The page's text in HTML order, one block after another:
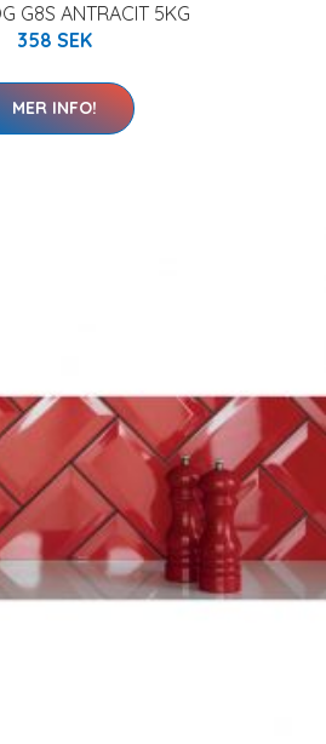
G8S ANTRACIT 5KG
358 SEK
MER INFO!